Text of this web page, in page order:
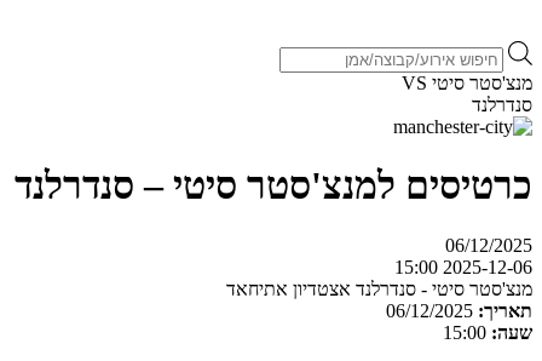
Products
search
מנצ'סטר סיטי VS
סנדרלנד
כרטיסים למנצ'סטר סיטי – סנדרלנד
06/12/2025
2025-12-06 15:00
מנצ'סטר סיטי - סנדרלנד אצטדיון אתיחאד
תאריך:
שעה: